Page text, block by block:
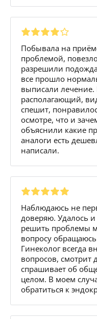
Побывала на
проблемой,
разрешили
все прошло
выписали
располагающий,
спешит,
осмотре, что и
объяснили какие
аналоги есть
написали.
Наблюдаюсь не
доверяю. Удалось
решить проблемы
вопросу обращаюсь
Гинеколог всегда
вопросов, смотрит
спрашивает об
целом. В моем
обратиться к